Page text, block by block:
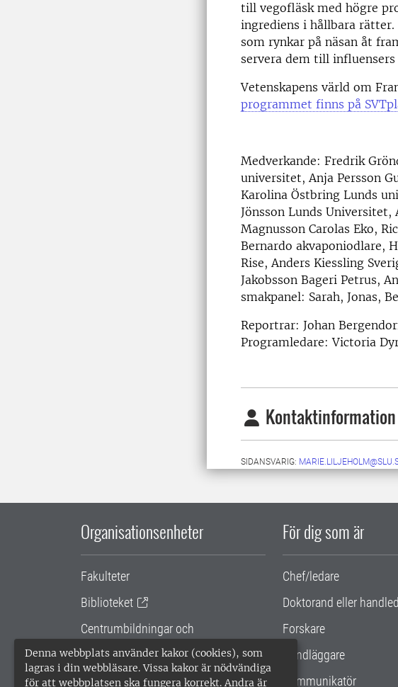
Denna webbplats använder kakor (cookies), som
lagras i din webbläsare. Vissa kakor är nödvändiga
för att webbplatsen ska fungera korrekt. Andra är
till vegofläsk med högre
ingrediens i hållbara rätter.
som rynkar på näsan åt
servera dem till influensers
Vetenskapens värld om
programmet finns på
Medverkande: Fredrik
universitet, Anja Persson
Karolina Östbring Lunds
Jönsson Lunds
Magnusson Carolas Eko,
Bernardo akvaponiodlare,
Rise, Anders Kiessling
Jakobsson Bageri Petrus,
smakpanel: Sarah, Jonas,
Reportrar: Johan
Programledare: Victoria
Kontaktinformation
SIDANSVARIG:
Organisationsenheter
Fakulteter
Biblioteket
Centrumbildningar och
samarbetsprojekt
Gemensamma verksamhetsstödet
För dig som är
Chef/ledare
Doktorand eller
Forskare
Handläggare
Kommunikatör